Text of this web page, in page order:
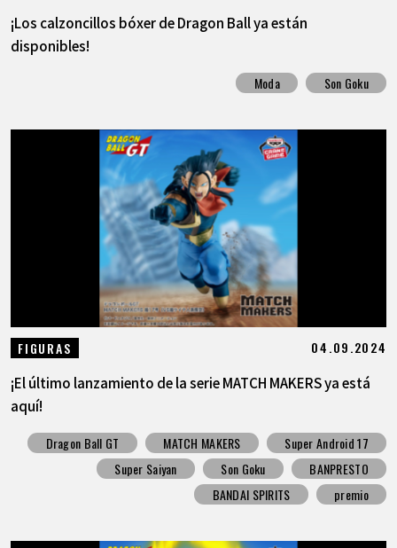
¡Los calzoncillos bóxer de Dragon Ball ya están
disponibles!
Moda Son Goku
FIGURAS 04.09.2024
¡El último lanzamiento de la serie MATCH MAKERS ya está
aquí!
Dragon Ball GT MATCH MAKERS
Super Android 17
Super Saiyan
Son Goku
BANPRESTO
BANDAI SPIRITS
premio